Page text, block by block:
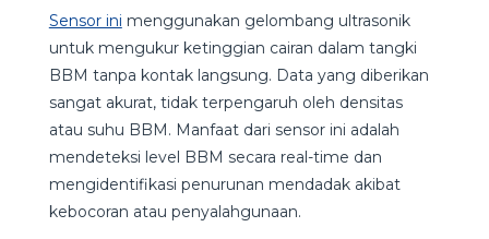
Sensor ini menggunakan gelombang ultrasonik
untuk mengukur ketinggian cairan dalam tangki
BBM tanpa kontak langsung. Data yang diberikan
sangat akurat, tidak terpengaruh oleh densitas
atau suhu BBM. Manfaat dari sensor ini adalah
mendeteksi level BBM secara real-time dan
mengidentifikasi penurunan mendadak akibat
kebocoran atau penyalahgunaan.